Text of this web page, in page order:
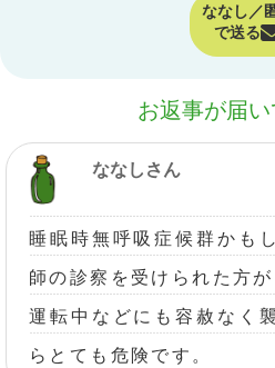
ななし／
で送る
お返事が届
ななしさん
睡眠時無呼吸症候群かも
師の診察を受けられた方
運転中などにも容赦なく
らとても危険です。